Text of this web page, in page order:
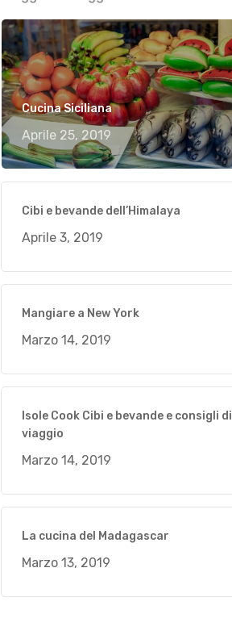
Cucina Siciliana
Aprile 25, 2019
Cibi e bevande dell’Himalaya
Aprile 3, 2019
Mangiare a New York
Marzo 14, 2019
Isole Cook Cibi e bevande e consigli di
viaggio
Marzo 14, 2019
La cucina del Madagascar
Marzo 13, 2019